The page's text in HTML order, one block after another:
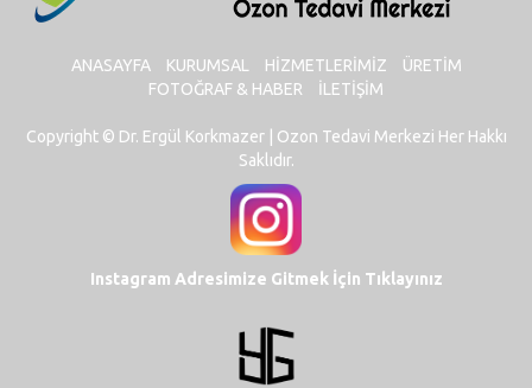
ANASAYFA KURUMSAL HIZMETLERIMIZ
ÜRETIM
FOTOĞRAF & HABER
İLETIŞIM
Copyright © Dr. Ergül Korkmazer | Ozon Tedavi Merkezi Her Hakkı
Saklıdır.
Instagram Adresimize Gitmek İçin Tıklayınız